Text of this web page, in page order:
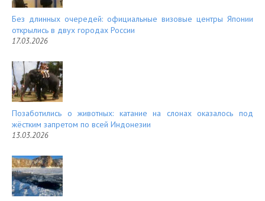
Без длинных очередей: официальные визовые центры Японии
открылись в двух городах России
17.03.2026
Позаботились о животных: катание на слонах оказалось под
жёстким запретом по всей Индонезии
13.03.2026